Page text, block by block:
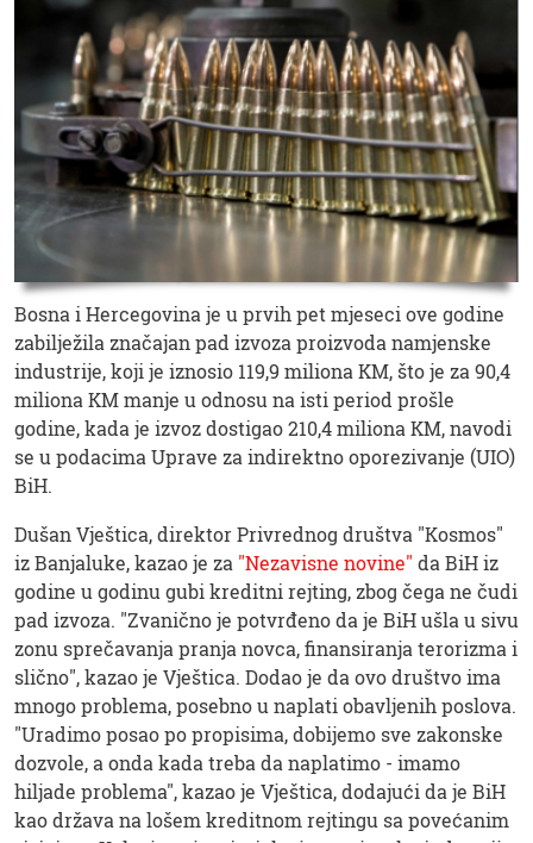
Bosna i Hercegovina je u prvih pet mjeseci ove godine
zabilježila značajan pad izvoza proizvoda namjenske
industrije, koji je iznosio 119,9 miliona KM, što je za 90,4
miliona KM manje u odnosu na isti period prošle
godine, kada je izvoz dostigao 210,4 miliona KM, navodi
se u podacima Uprave za indirektno oporezivanje (UIO)
BiH.
Dušan Vještica, direktor Privrednog društva "Kosmos"
iz Banjaluke, kazao je za "Nezavisne novine" da BiH iz
godine u godinu gubi kreditni rejting, zbog čega ne čudi
pad izvoza. "Zvanično je potvrđeno da je BiH ušla u sivu
zonu sprečavanja pranja novca, finansiranja terorizma i
slično", kazao je Vještica. Dodao je da ovo društvo ima
mnogo problema, posebno u naplati obavljenih poslova.
"Uradimo posao po propisima, dobijemo sve zakonske
dozvole, a onda kada treba da naplatimo - imamo
hiljade problema", kazao je Vještica, dodajući da je BiH
kao država na lošem kreditnom rejtingu sa povećanim